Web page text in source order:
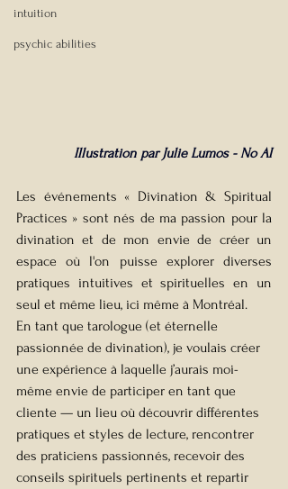
intuition
psychic abilities
Illustration par Julie Lumos - No AI
Les événements « Divination & Spiritual
Practices » sont nés de ma passion pour la
divination et de mon envie de créer un
espace où l'on puisse explorer diverses
pratiques intuitives et spirituelles en un
seul et même lieu, ici même à Montréal.
En tant que tarologue (et éternelle
passionnée de divination), je voulais créer
une expérience à laquelle j’aurais moi-
même envie de participer en tant que
cliente — un lieu où découvrir différentes
pratiques et styles de lecture, rencontrer
des praticiens passionnés, recevoir des
conseils spirituels pertinents et repartir